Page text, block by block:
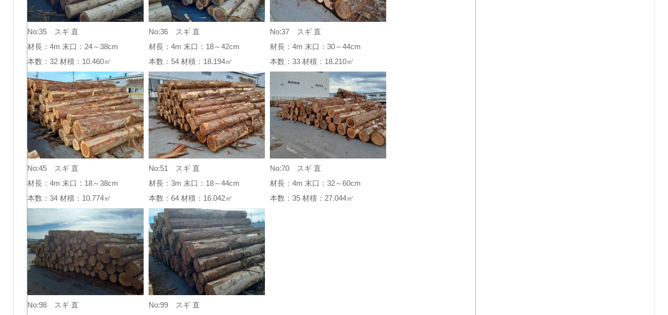
No:35 スギ 直
材長：4m 末口：24～38cm
本数：32 材積：10.460㎥
No:36 スギ 直
材長：4m 末口：18～42cm
本数：54 材積：18.194㎥
No:37 スギ 直
材長：4m 末口：30～44cm
本数：33 材積：18.210㎥
No:45 スギ 直
材長：4m 末口：18～38cm
本数：34 材積：10.774㎥
No:51 スギ 直
材長：3m 末口：18～44cm
本数：64 材積：16.042㎥
No:70 スギ 直
材長：4m 末口：32～60cm
本数：35 材積：27.044㎥
No:98 スギ 直 No:99 スギ 直